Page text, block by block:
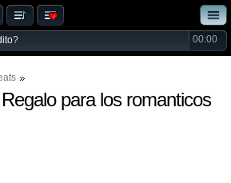
? 00:00
para los romanticos